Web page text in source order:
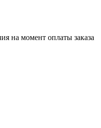
на момент оплаты заказа